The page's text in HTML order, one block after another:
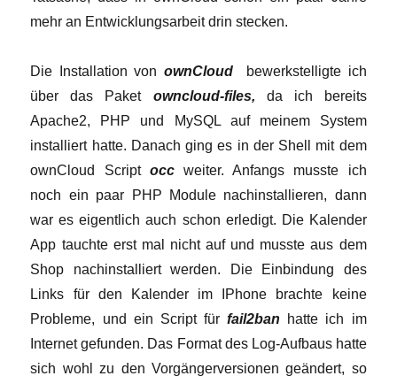
mehr an Entwicklungsarbeit drin stecken.
Die Installation von ownCloud bewerkstelligte ich
über das Paket owncloud-files, da ich bereits
Apache2, PHP und MySQL auf meinem System
installiert hatte. Danach ging es in der Shell mit dem
ownCloud Script occweiter. Anfangs musste ich
noch ein paar PHP Module nachinstallieren, dann
war es eigentlich auch schon erledigt. Die Kalender
App tauchte erst mal nicht auf und musste aus dem
Shop nachinstalliert werden. Die Einbindung des
Links für den Kalender im IPhone brachte keine
Probleme, und ein Script fürfail2ban hatte ich im
Internet gefunden. Das Format des Log-Aufbaus hatte
sich wohl zu den Vorgängerversionen geändert, so